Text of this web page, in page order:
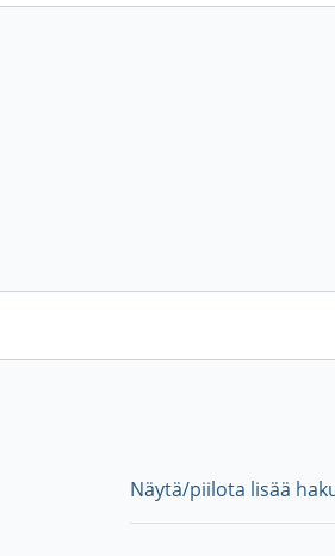
Näytä/piilota lisää